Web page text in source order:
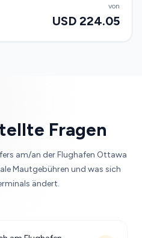
von
USD 224.05
Fragen
am/an der Flughafen Ottawa
Mautgebühren und was sich
ändert.